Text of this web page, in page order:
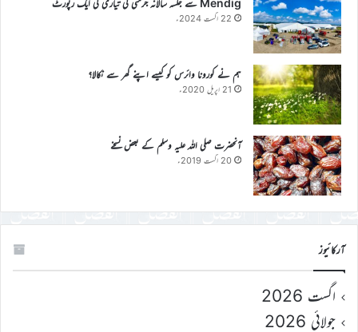
22 اگست 2024ء
ہم نے کورونا وائرس کو کیسے اپنے گھر سے نکالا؟
21 اپریل 2020ء
آنحضرت صلی اللہ علیہ وسلم کے بعض نسخے
20 اگست 2019ء
آرکائیوز
اگست 2026
جولائی 2026